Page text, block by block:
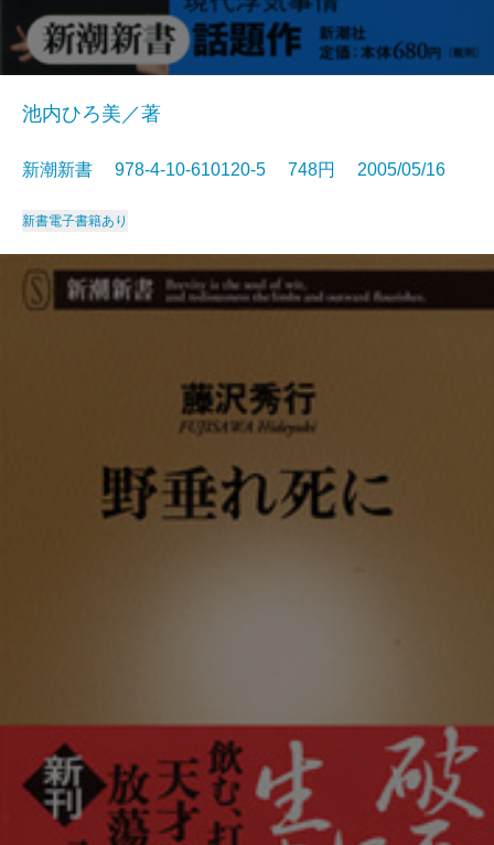
池内ひろ美／著
新潮新書 978-4-10-610120-5 748円 2005/05/16
新書電子書籍あり